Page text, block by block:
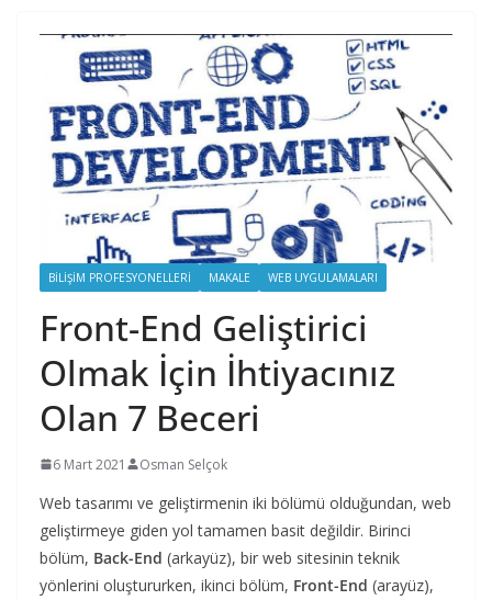
BILIŞIM PROFESYONELLERI MAKALE WEB UYGULAMALARI
Front-End Geliştirici
Olmak İçin İhtiyacınız
Olan 7 Beceri
6 Mart 2021 Osman Selçok
Web tasarımı ve geliştirmenin iki bölümü olduğundan, web
geliştirmeye giden yol tamamen basit değildir. Birinci
bölüm, Back-End (arkayüz), bir web sitesinin teknik
yönlerini oluştururken, ikinci bölüm, Front-End (arayüz),